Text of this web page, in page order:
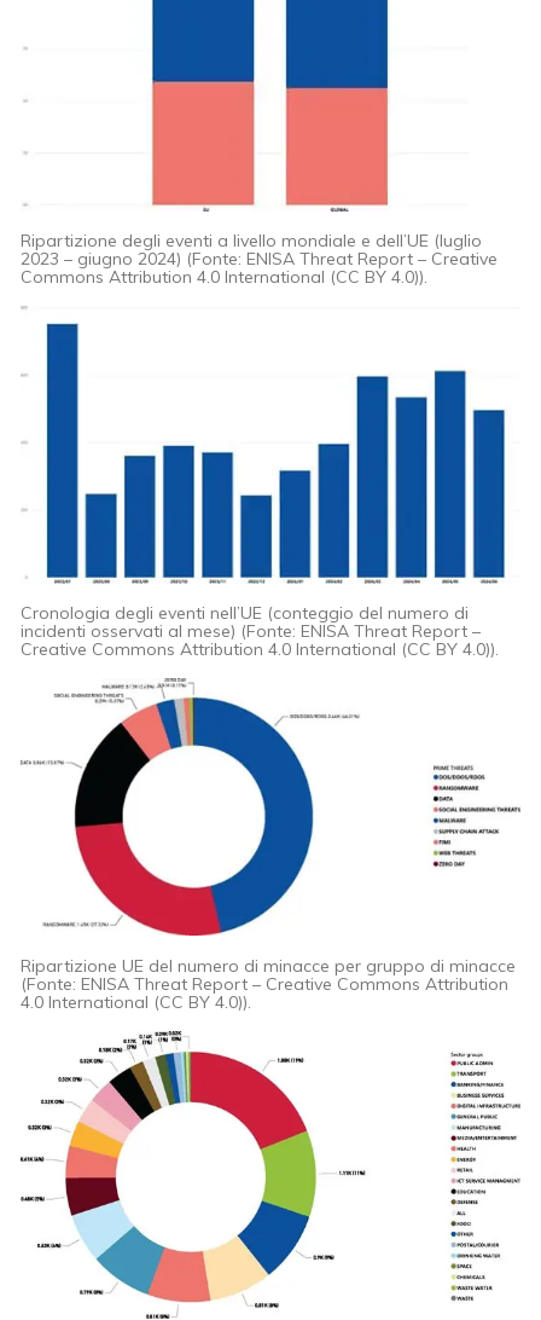
Ripartizione degli eventi a livello mondiale e dell’UE (luglio
2023 – giugno 2024) (Fonte: ENISA Threat Report – Creative
Commons Attribution 4.0 International (CC BY 4.0)).
Cronologia degli eventi nell’UE (conteggio del numero di
incidenti osservati al mese) (Fonte: ENISA Threat Report –
Creative Commons Attribution 4.0 International (CC BY 4.0)).
Ripartizione UE del numero di minacce per gruppo di minacce
(Fonte: ENISA Threat Report – Creative Commons Attribution
4.0 International (CC BY 4.0)).